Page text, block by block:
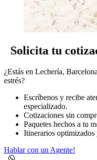
Solicita tu
¿Estás en Lechería,
estrés?
Escríbenos y recibe
especializado.
Cotizaciones sin
Paquetes hechos a tu
Itinerarios optimizados
Hablar con un Agente!